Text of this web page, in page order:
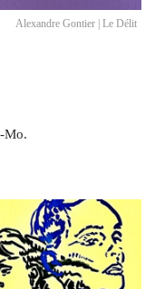
Alexandre Gontier | Le Délit
Mo.